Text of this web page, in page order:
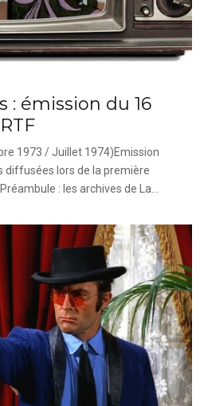
: émission du 16
1973 / Juillet 1974)Emission
diffusées lors de la première
: les archives de La...